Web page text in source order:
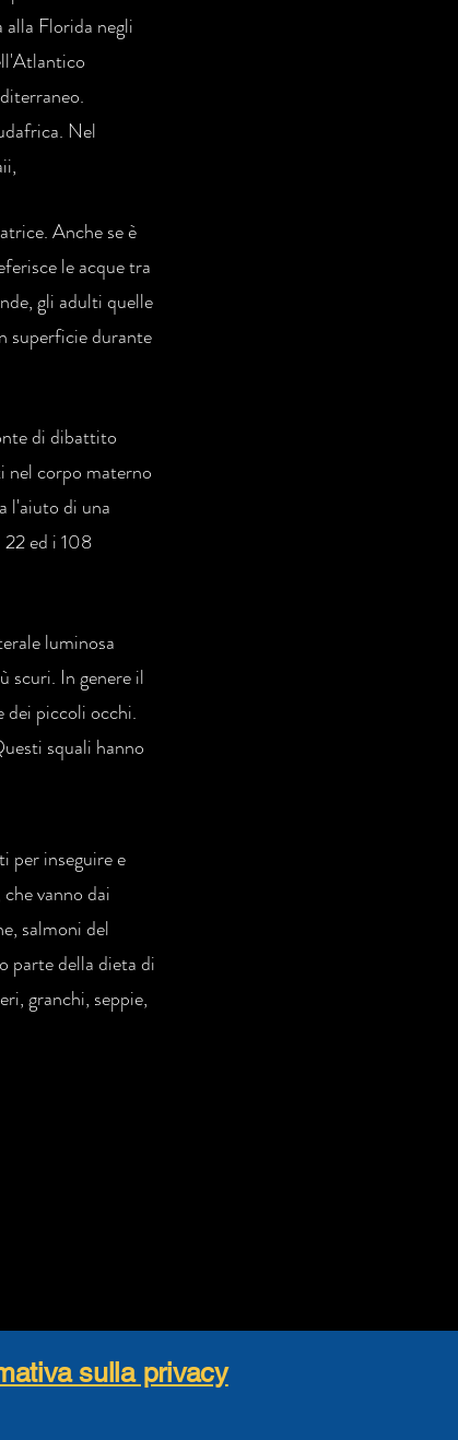
Florida negli
Nel
Anche se è
le acque tra
gli adulti quelle
superficie durante
di dibattito
nel corpo materno
l'aiuto di una
ed i 108
luminosa
scuri. In genere il
dei piccoli occhi.
squali hanno
per inseguire e
vanno dai
salmoni del
parte della dieta di
granchi, seppie,
sulla privacy